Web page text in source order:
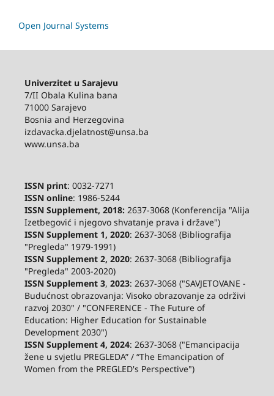
Open Journal Systems
Univerzitet u Sarajevu
7/II Obala Kulina bana
71000 Sarajevo
Bosnia and Herzegovina
izdavacka.djelatnost@unsa.ba
www.unsa.ba
ISSN print: 0032-7271
ISSN online: 1986-5244
ISSN Supplement, 2018:2637-3068 (Konferencija "Alija
Izetbegović i njegovo shvatanje prava i države")
ISSN Supplement 1, 2020: 2637-3068 (Bibliografija
"Pregleda" 1979-1991)
ISSN Supplement 2, 2020: 2637-3068 (Bibliografija
"Pregleda" 2003-2020)
ISSN Supplement 3, 2023: 2637-3068 ("SAVJETOVANE -
Budućnost obrazovanja: Visoko obrazovanje za održivi
razvoj 2030" / "CONFERENCE - The Future of
Education: Higher Education for Sustainable
Development 2030")
ISSN Supplement 4, 2024: 2637-3068 ("Emancipacija
žene u svjetlu PREGLEDA” / “The Emancipation of
Women from the PREGLED's Perspective")